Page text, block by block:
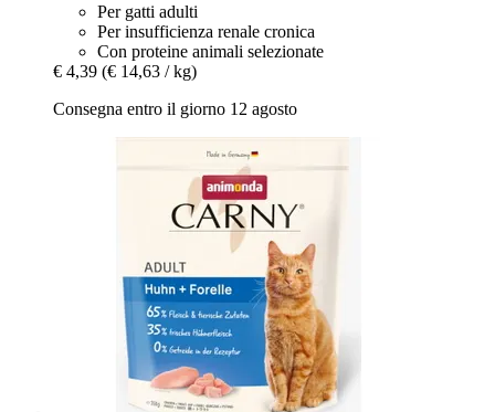
Per gatti adulti
Per insufficienza renale cronica
Con proteine animali selezionate
€ 4,39 (€ 14,63 / kg)
Consegna entro il giorno 12 agosto